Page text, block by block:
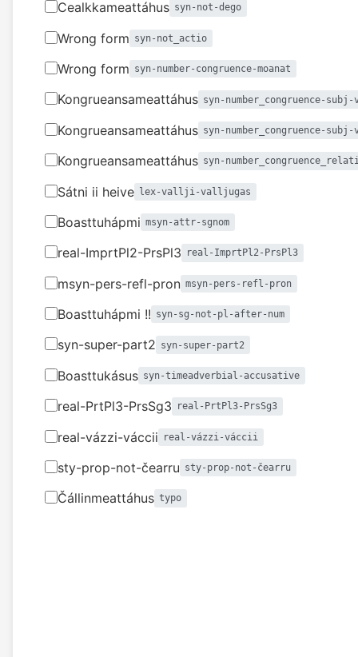
Cealkkameattáhus syn-not-dego
Wrong form syn-not_actio
Wrong form syn-number-congruence-moanat
Kongrueansameattáhus syn-number_congruence-subj-
Kongrueansameattáhus syn-number_congruence-
Kongrueansameattáhus syn-
Sátni ii heive lex-vallji-valljugas
Boasttuhápmi msyn-attr-sgnom
real-ImprtPl2-PrsPl3 real-ImprtPl2-PrsPl3
msyn-pers-refl-pron msyn-pers-refl-pron
Boasttuhápmi !! syn-sg-not-pl-after-num
syn-super-part2 syn-super-part2
Boasttukásus syn-timeadverbial-accusative
real-PrtPl3-PrsSg3 real-PrtPl3-PrsSg3
real-vázzi-váccii real-vázzi-váccii
sty-prop-not-čearru sty-prop-not-čearru
Čállinmeattáhus typo